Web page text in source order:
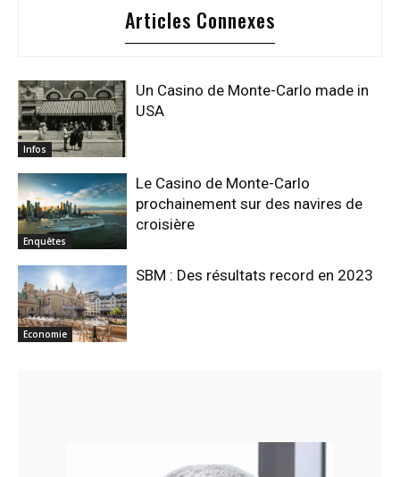
Articles Connexes
Infos
Un Casino de Monte-Carlo made in
USA
Enquêtes
Le Casino de Monte-Carlo
prochainement sur des navires de
croisière
Economie
SBM : Des résultats record en 2023